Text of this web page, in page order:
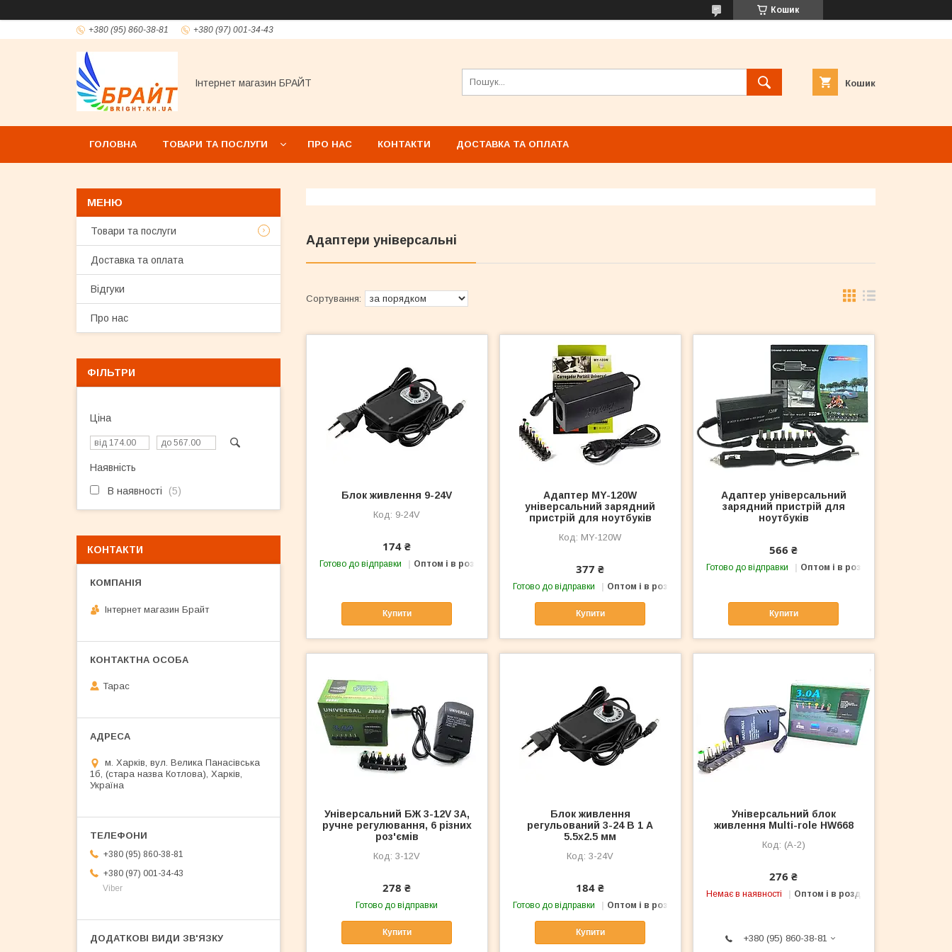
Кошик
+380 (95) 860-38-81 +380 (97) 001-34-43
Інтернет магазин БРАЙТ Кошик
ГОЛОВНА ТОВАРИ ТА ПОСЛУГИ ПРО НАС КОНТАКТИ ДОСТАВКА ТА ОПЛАТА
Адаптери універсальні
Блок живлення 9-24V
9-24V
174 ₴
Готово до відправки Оптом і в роздріб
Купити
Адаптер MY-120W
універсальний зарядний
пристрій для ноутбуків
MY-120W
377 ₴
Готово до відправки Оптом і в роздріб
Купити
Адаптер універсальний
зарядний пристрій для
ноутбуків
566 ₴
Готово до відправки Оптом і в роздріб
Купити
Універсальний БЖ 3-12V 3А,
ручне регулювання, 6 різних
роз'ємів
3-12V
278 ₴
Готово до відправки
Купити
Блок живлення
регульований 3-24 В 1 А
5.5x2.5 мм
3-24V
184 ₴
Готово до відправки Оптом і в роздріб
Купити
Універсальний блок
живлення Multi-role HW668
(A-2)
276 ₴
Немає в наявності Оптом і в роздріб
+380 (95) 860-38-81
Товари та послуги
Доставка та оплата
Відгуки
Про нас
ФІЛЬТРИ
Ціна
Наявність
В наявності 5
КОНТАКТИ
Інтернет магазин Брайт
Тарас
м. Харків, вул. Велика Панасівська
1б, (стара назва Котлова), Харків,
Україна
+380 (95) 860-38-81
+380 (97) 001-34-43
Viber